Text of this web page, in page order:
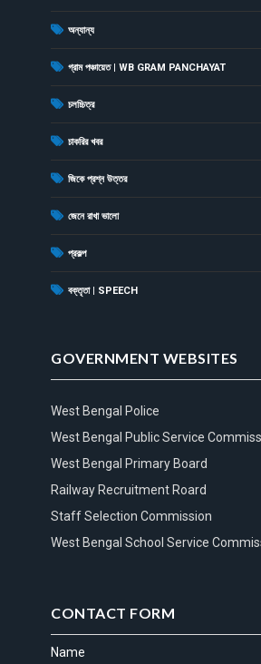
অন্যান্য
গ্রাম পঞ্চায়েত | WB GRAM PANCHAYAT
চলচ্চিত্র
চাকরির খবর
জিকে প্রশ্ন উত্তর
জেনে রাখা ভালো
প্রকল্প
বক্তৃতা | SPEECH
GOVERNMENT WEBSITES
West Bengal Police
West Bengal Public Service
West Bengal Primary Board
Railway Recruitment Roard
Staff Selection Commission
West Bengal School Service
CONTACT FORM
Name